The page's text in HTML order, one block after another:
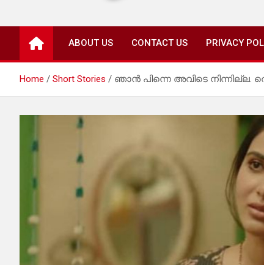
Mazhavil Thalukal
ABOUT US CONTACT US PRIVACY
Home Short Stories ഞാൻ പിന്നെ അവിടെ നിന്നില്ല.